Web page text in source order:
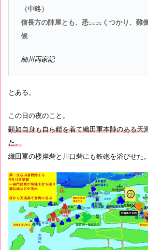
（中略）
信長方の陣屋とも、悉ことごと くつかり、難
候
細川両家記
とある。
この日の夜のこと。
顕如自身も自ら鎧を着て織田軍本陣のある天
た。
織田軍の楼岸砦と川口砦にも鉄砲を浴びせた